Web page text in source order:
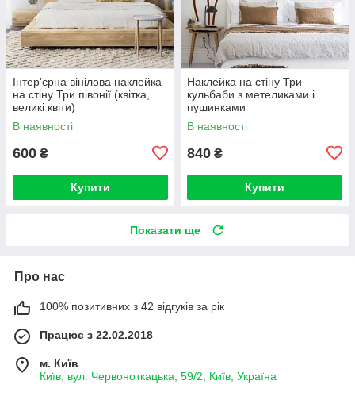
Інтер'єрна вінілова наклейка
на стіну Три півонії (квітка,
великі квіти)
В наявності
600 ₴
Купити
Наклейка на стіну Три
кульбаби з метеликами і
пушинками
В наявності
840 ₴
Купити
Показати ще
Про нас
100% позитивних з 42 відгуків за рік
Працює з 22.02.2018
м. Київ
Київ, вул. Червоноткацька, 59/2, Київ, Україна